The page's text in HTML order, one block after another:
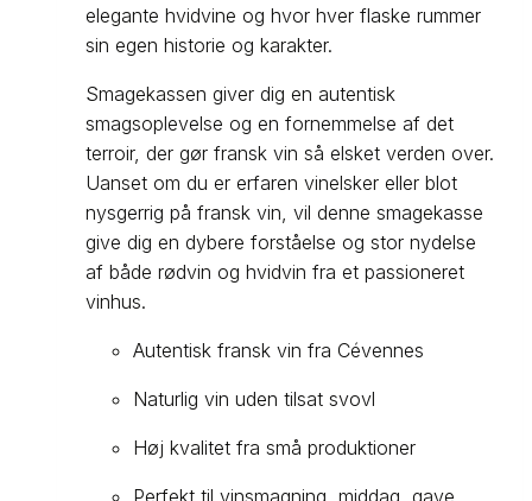
elegante hvidvine og hvor hver flaske rummer
sin egen historie og karakter.
Smagekassen giver dig en autentisk
smagsoplevelse og en fornemmelse af det
terroir, der gør fransk vin så elsket verden over.
Uanset om du er erfaren vinelsker eller blot
nysgerrig på fransk vin, vil denne smagekasse
give dig en dybere forståelse og stor nydelse
af både rødvin og hvidvin fra et passioneret
vinhus.
Autentisk fransk vin fra Cévennes
Naturlig vin uden tilsat svovl
Høj kvalitet fra små produktioner